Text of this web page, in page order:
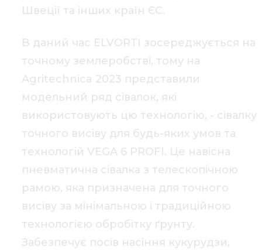
Швеції та інших країн ЄС.
В даний час ELVORTI зосереджується на
точному землеробстві, тому на
Agritechnica 2023 представили
модельний ряд сівалок, які
використовують цю технологію, - сівалку
точного висіву для будь-яких умов та
технологій VEGA 6 PROFI. Це навісна
пневматична сівалка з телескопічною
рамою, яка призначена для точного
висіву за мінімальною і традиційною
технологією обробітку ґрунту.
Забезпечує посів насіння кукурудзи,